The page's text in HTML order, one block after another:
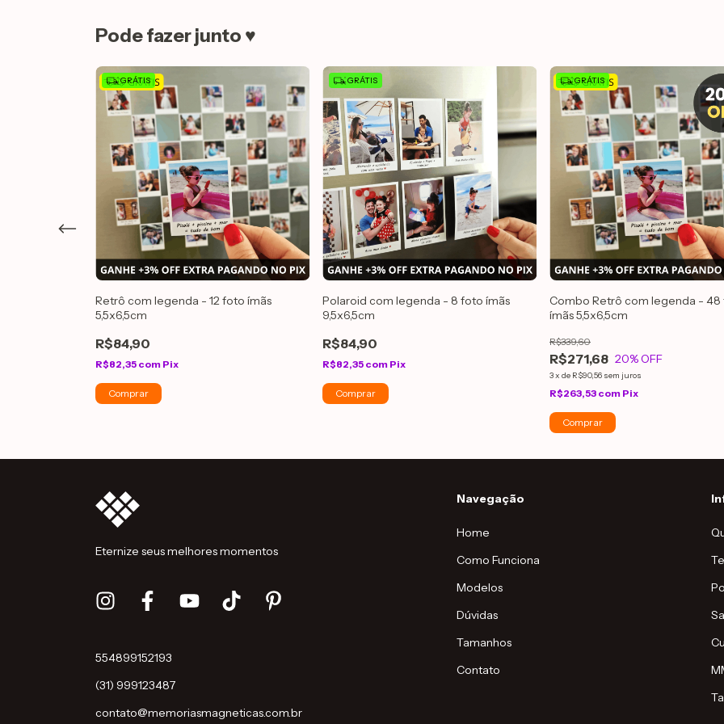
Pode fazer junto ♥
GRÁTIS
Retrô com legenda - 12 foto ímãs
5,5x6,5cm
R$84,90
R$82,35 com Pix
GRÁTIS
Polaroid com legenda - 8 foto ímãs
9,5x6,5cm
R$84,90
R$82,35 com Pix
Comprar
GRÁTIS
Combo Retrô com legenda - 48
ímãs 5,5x6,5cm
R$271,68
R$339,60
20% OFF
3x de R$90,56 sem juros
R$263,53 com Pix
Eternize seus melhores momentos
554899152193
(31) 999123487
contato@memoriasmagneticas.com.br
Navegação
Home
Como Funciona
Modelos
Dúvidas
Tamanhos
Contato